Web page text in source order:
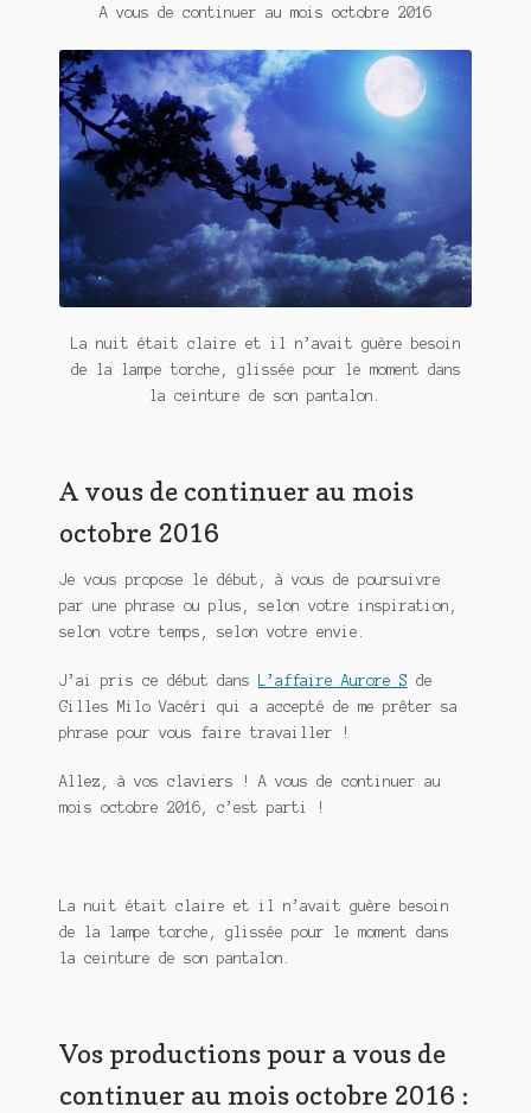
De(s)tracteur réduit au silence
Enlèvement rêvé
Entre père et fils
Il fallait me laisser mourir
La clé du bonheur
Liste de tous mes romans
Mes romans
Meurtre en alternance
Meurtre sous couverture
Mon Compte
Une baffe et ça repart
A vous de continuer au mois octobre 2016
La nuit était claire et il n’avait guère besoin
de la lampe torche, glissée pour le moment dans
la ceinture de son pantalon.
A vous de continuer au mois
octobre 2016
Je vous propose le début, à vous de poursuivre
par une phrase ou plus, selon votre inspiration,
selon votre temps, selon votre envie.
J’ai pris ce début dans L’affaire Aurore S de
Gilles Milo Vacéri qui a accepté de me prêter sa
phrase pour vous faire travailler !
Allez, à vos claviers ! A vous de continuer au
mois octobre 2016, c’est parti !
La nuit était claire et il n’avait guère besoin
de la lampe torche, glissée pour le moment dans
la ceinture de son pantalon.
Vos productions pour a vous de
continuer au mois octobre 2016 :